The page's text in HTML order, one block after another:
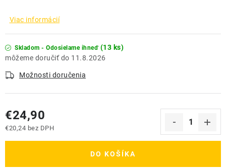
Viac informácií
Skladom - Odosielame ihneď (13 ks)
11.8.2026
Možnosti doručenia
€24,90
€20,24 bez DPH
DO KOŠÍKA